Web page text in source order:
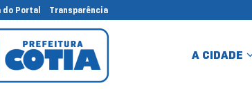
do Portal Transparência
A CIDADE